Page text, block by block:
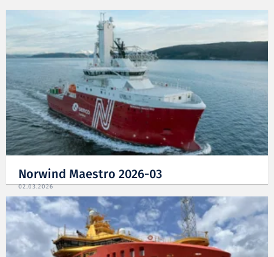
Norwind Maestro 2026-03
02.03.2026